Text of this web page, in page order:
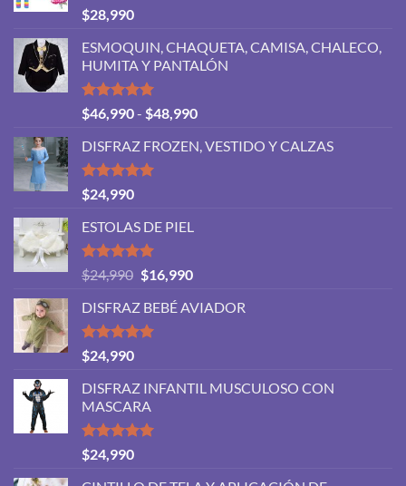
Valorado
con
de 5
$28,990
ESMOQUIN, CHAQUETA, CAMISA, CHALECO,
HUMITA Y PANTALÓN
Valorado
con
de 5
$46,990- $48,990Rango
precios:
DISFRAZ FROZEN, VESTIDO Y CALZAS
Valorado
con
de 5
$24,990
ESTOLAS DE PIEL
Valorado
con
de 5
$24,990 El
original
era:
$16,990El
actual
DISFRAZ BEBÉ AVIADOR
Valorado
con
de 5
$24,990
DISFRAZ INFANTIL MUSCULOSO CON
MASCARA
Valorado
con
de 5
$24,990